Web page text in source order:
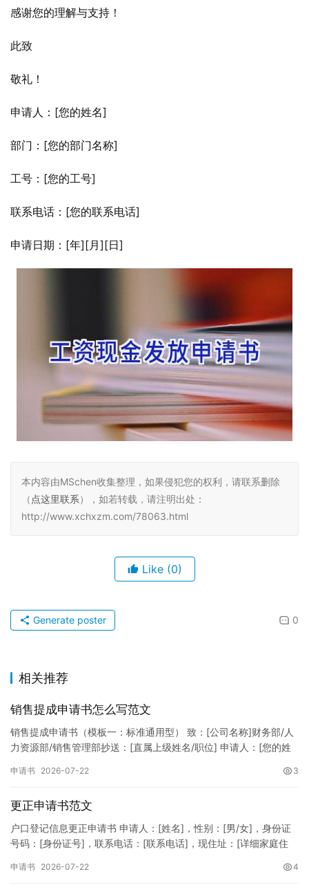
感谢您的理解与支持！
此致
敬礼！
申请人：[您的姓名]
部门：[您的部门名称]
工号：[您的工号]
联系电话：[您的联系电话]
申请日期：[年][月][日]
本内容由MSchen收集整理，如果侵犯您的权利，请联系删除
（ 点这里联系），如若转载，请注明出处：
http://www.xchxzm.com/78063.html
Like (0)
0
Generate poster
相关推荐
销售提成申请书怎么写范文
销售提成申请书（模板一：标准通用型） 致：[公司名称]财务部/人
力资源部/销售管理部抄送：[直属上级姓名/职位] 申请人：[您的姓
申请书 2026-07-22 3
更正申请书范文
户口登记信息更正申请书 申请人：[姓名]，性别：[男/女]，身份证
号码：[身份证号]，联系电话：[联系电话]，现住址：[详细家庭住
申请书 2026-07-22 4